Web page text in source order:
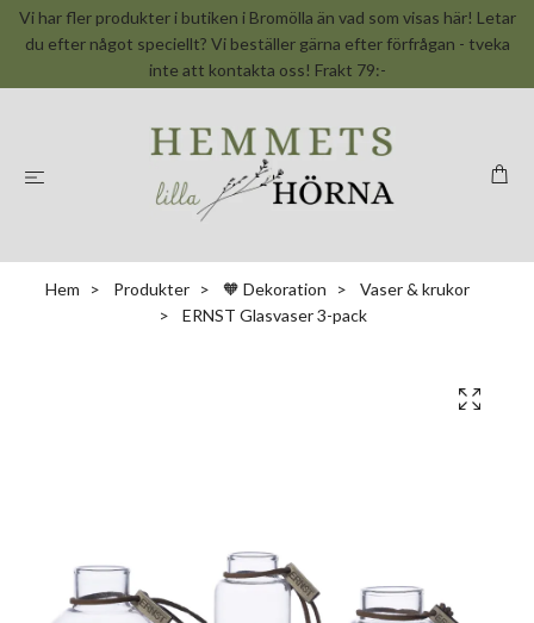
Vi har fler produkter i butiken i Bromölla än vad som visas här! Letar
du efter något speciellt? Vi beställer gärna efter förfrågan - tveka
inte att kontakta oss! Frakt 79:-
Hem Produkter 🧡 Dekoration
Vaser & krukor
ERNST Glasvaser 3-pack